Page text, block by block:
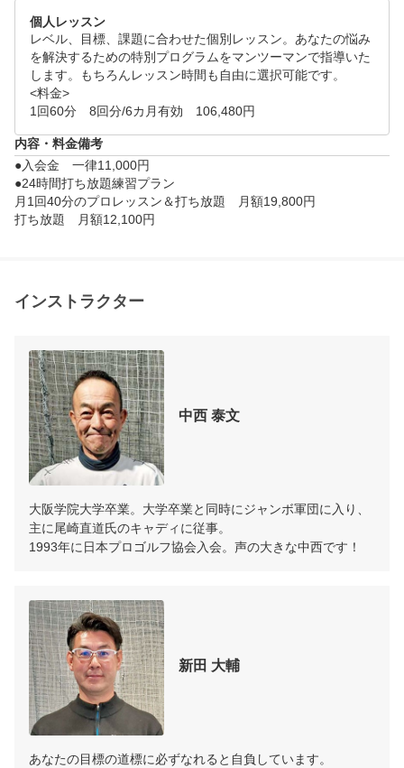
個人レッスン
レベル、目標、課題に合わせた個別レッスン。あなたの悩み
を解決するための特別プログラムをマンツーマンで指導いた
します。もちろんレッスン時間も自由に選択可能です。
<料金>
1回60分　8回分/6カ月有効　106,480円
内容・料金備考
●入会金　一律11,000円
●24時間打ち放題練習プラン
月1回40分のプロレッスン＆打ち放題　月額19,800円
インストラクター
中西 泰文
大阪学院大学卒業。大学卒業と同時にジャンボ軍団に入り、
主に尾崎直道氏のキャディに従事。
1993年に日本プロゴルフ協会入会。声の大きな中西です！
新田 大輔
あなたの目標の道標に必ずなれると自負しています。